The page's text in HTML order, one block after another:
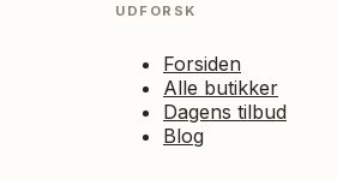
UDFORSK
Forsiden
Alle butikker
Dagens tilbud
Blog